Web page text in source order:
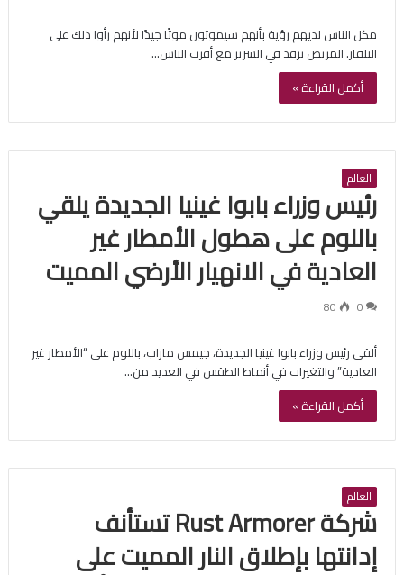
مكل الناس لديهم رؤية بأنهم سيموتون موتًا جيدًا لأنهم رأوا ذلك على
التلفاز. المريض يرقد في السرير مع أقرب الناس…
أكمل القراءة »
العالم
رئيس وزراء بابوا غينيا الجديدة يلقي
باللوم على هطول الأمطار غير
العادية في الانهيار الأرضي المميت
0
80
ألقى رئيس وزراء بابوا غينيا الجديدة، جيمس ماراب، باللوم على “الأمطار غير
العادية” والتغيرات في أنماط الطقس في العديد من…
أكمل القراءة »
العالم
شركة Rust Armorer تستأنف
إدانتها بإطلاق النار المميت على